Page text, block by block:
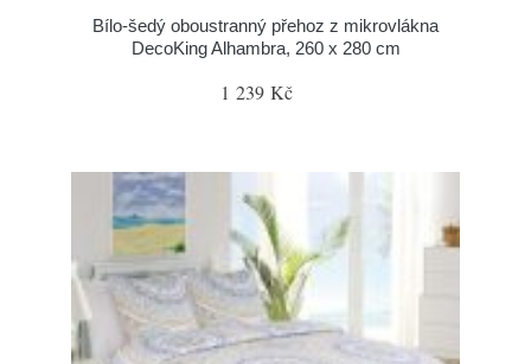
Bílo-šedý oboustranný přehoz z mikrovlákna
DecoKing Alhambra, 260 x 280 cm
1 239 Kč